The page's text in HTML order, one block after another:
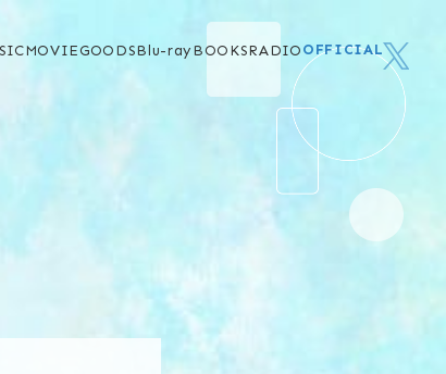
MOVIEGOODSBlu-rayBOOKSRADIOOFFICIAL